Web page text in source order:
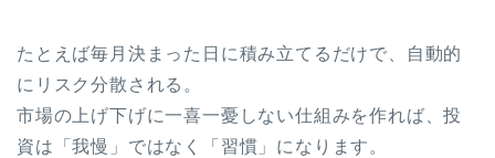
たとえば毎月決まった日に積み立てるだけで、自動的
にリスク分散される。
市場の上げ下げに一喜一憂しない仕組みを作れば、投
資は「我慢」ではなく「習慣」になります。